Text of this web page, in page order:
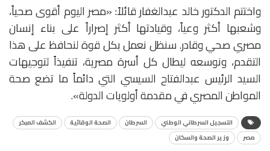
واختتم الدكتور خالد عبدالغفار قائلاً: «مصر اليوم أقوى صحياً،
وشعبها أكثر وعياً، وقيادتها أكثر إصراراً على بناء إنسان
مصري صحي وقادر. سنظل نعمل بكل قوة لنحافظ على هذا
التقدم، ونوسعه ليطال كل أسرة مصرية، تنفيذاً لتوجيهات
السيد الرئيس عبدالفتاح السيسي التي دائماً ما تضع صحة
المواطن المصري في مقدمة أولويات الدولة».
التسجيل السرطاني الوطني السرطان الصحة الوقائية
الكشف المبكر
مصر
وزير الصحة والسكان